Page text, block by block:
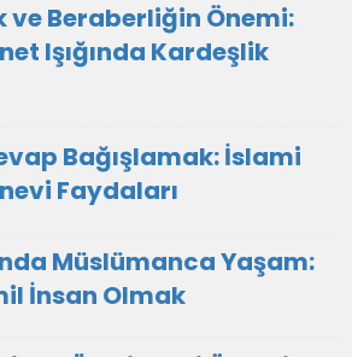
ve Beraberliğin Önemi:
Işığında Kardeşlik
Bağışlamak: İslami
Faydaları
Müslümanca Yaşam:
İnsan Olmak